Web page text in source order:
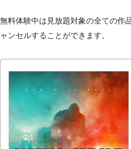
無料体験中は見放題対象の全ての作
ャンセルすることができます。